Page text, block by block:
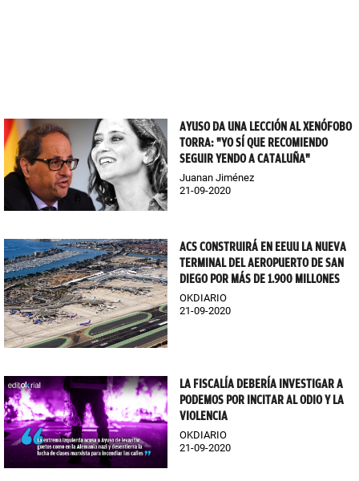
AYUSO DA UNA LECCIÓN AL XENÓFOBO
TORRA: "YO SÍ QUE RECOMIENDO
SEGUIR YENDO A CATALUÑA"
Juanan Jiménez
21-09-2020
ACS CONSTRUIRÁ EN EEUU LA NUEVA
TERMINAL DEL AEROPUERTO DE SAN
DIEGO POR MÁS DE 1.900 MILLONES
OKDIARIO
21-09-2020
LA FISCALÍA DEBERÍA INVESTIGAR A
PODEMOS POR INCITAR AL ODIO Y LA
VIOLENCIA
OKDIARIO
21-09-2020